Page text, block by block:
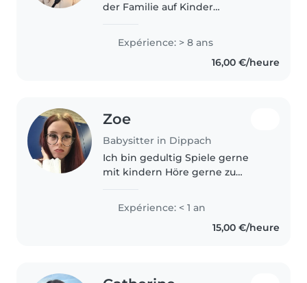
der Familie auf Kinder
Geschwister und Cousinen habe
ich eigentlich schon mein
ganzes Leben viel Kontakt mit
Expérience: > 8 ans
16,00 €/heure
Zoe
Babysitter in Dippach
Ich bin gedultig Spiele gerne
mit kindern Höre gerne zu
Expérience: < 1 an
15,00 €/heure